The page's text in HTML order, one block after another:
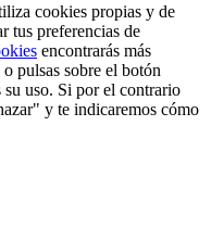
cookies propias y de
tus preferencias de
encontrarás más
pulsas sobre el botón
uso. Si por el contrario
y te indicaremos cómo